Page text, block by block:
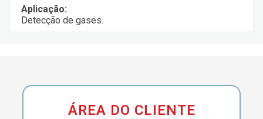
Aplicação:
Detecção de gases.
ÁREA DO CLIENTE